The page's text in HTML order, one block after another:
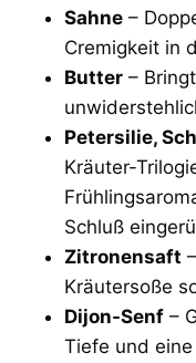
Sahne –
Cremigkeit in
Butter –
Petersilie,
Kräuter-
Schluß
Zitronensaft
Kräutersoße
Dijon-Senf –
Tiefe und